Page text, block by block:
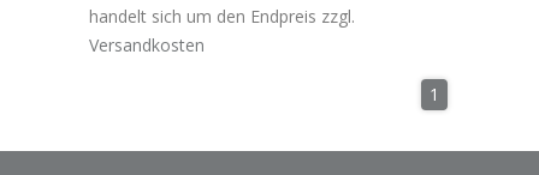
handelt sich um den Endpreis zzgl.
Versandkosten
1